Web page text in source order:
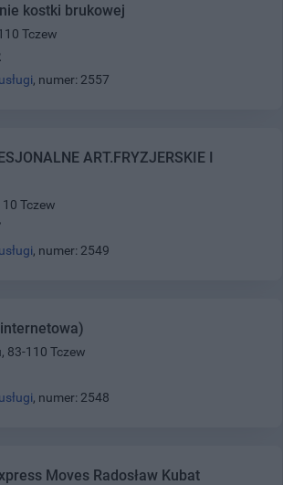
kostki brukowej
Tczew
, numer: 2557
ART.FRYZJERSKIE I
Tczew
, numer: 2549
83-110 Tczew
, numer: 2548
Moves Radosław Kubat